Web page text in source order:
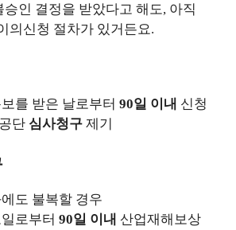
인 결정을 받았다고 해도, 아직
의신청 절차가 있거든요.
를 받은 날로부터 90일 이내 신청
단 심사청구 제기
도 불복할 경우
로부터 90일 이내 산업재해보상